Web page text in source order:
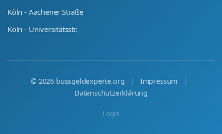
Köln - Aachener Straße
Köln - Universitätsstr.
© 2026 bussgeldexperte.org | Impressum
|
Datenschutzerklärung
Login